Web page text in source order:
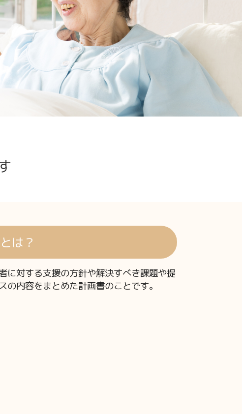
は？
に対する支援の方針や解決すべき課題や提
の内容をまとめた計画書のことです。